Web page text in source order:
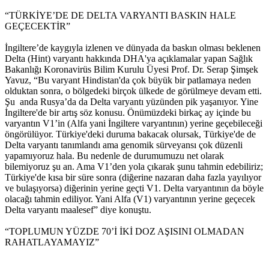
“TÜRKİYE’DE DE DELTA VARYANTI BASKIN HALE
GEÇECEKTİR”
İngiltere’de kaygıyla izlenen ve dünyada da baskın olması beklenen
Delta (Hint) varyantı hakkında DHA'ya açıklamalar yapan Sağlık
Bakanlığı Koronavirüs Bilim Kurulu Üyesi Prof. Dr. Serap Şimşek
Yavuz, “Bu varyant Hindistan'da çok büyük bir patlamaya neden
olduktan sonra, o bölgedeki birçok ülkede de görülmeye devam etti.
Şu anda Rusya’da da Delta varyantı yüzünden pik yaşanıyor. Yine
İngiltere'de bir artış söz konusu. Önümüzdeki birkaç ay içinde bu
varyantın V1’in (Alfa yani İngiltere varyantının) yerine geçebileceği
öngörülüyor. Türkiye'deki duruma bakacak olursak, Türkiye'de de
Delta varyantı tanımlandı ama genomik sürveyansı çok düzenli
yapamıyoruz hala. Bu nedenle de durumumuzu net olarak
bilemiyoruz şu an. Ama V1’den yola çıkarak şunu tahmin edebiliriz;
Türkiye'de kısa bir süre sonra (diğerine nazaran daha fazla yayılıyor
ve bulaşıyorsa) diğerinin yerine geçti V1. Delta varyantının da böyle
olacağı tahmin ediliyor. Yani Alfa (V1) varyantının yerine geçecek
Delta varyantı maalesef” diye konuştu.
“TOPLUMUN YÜZDE 70’İ İKİ DOZ AŞISINI OLMADAN
RAHATLAYAMAYIZ”